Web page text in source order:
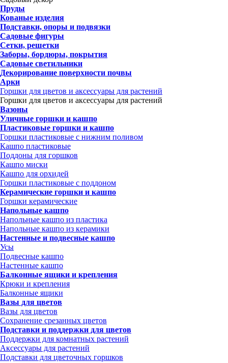
Пруды
Кованые изделия
Подставки, опоры и подвязки
Садовые фигуры
Сетки, решетки
Заборы, бордюры, покрытия
Садовые светильники
Декорирование поверхности почвы
Арки
Горшки для цветов и аксессуары для растений
Горшки для цветов и аксессуары для растений
Вазоны
Уличные горшки и кашпо
Пластиковые горшки и кашпо
Горшки пластиковые с нижним поливом
Кашпо пластиковые
Поддоны для горшков
Кашпо миски
Кашпо для орхидей
Горшки пластиковые с поддоном
Керамические горшки и кашпо
Горшки керамические
Напольные кашпо
Напольные кашпо из пластика
Напольные кашпо из керамики
Настенные и подвесные кашпо
Усы
Подвесные кашпо
Настенные кашпо
Балконные ящики и крепления
Крюки и крепления
Балконные ящики
Вазы для цветов
Вазы для цветов
Сохранение срезанных цветов
Подставки и поддержки для цветов
Поддержки для комнатных растений
Аксессуары для растений
Подставки для цветочных горшков